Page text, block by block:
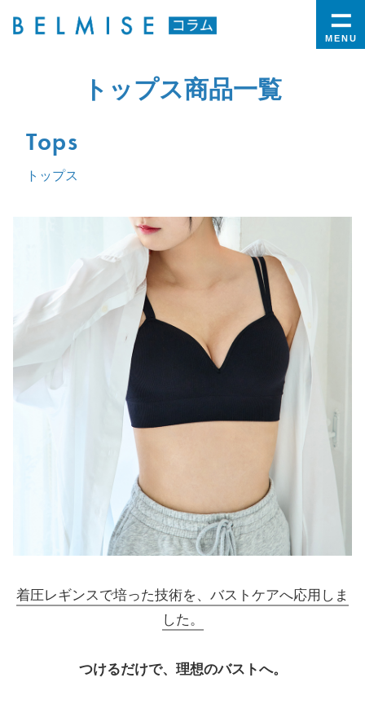
MENU
トップス商品一覧
Tops
トップス
着圧レギンスで培った技術を、バストケアへ応用しま
した。
つけるだけで、理想のバストへ。